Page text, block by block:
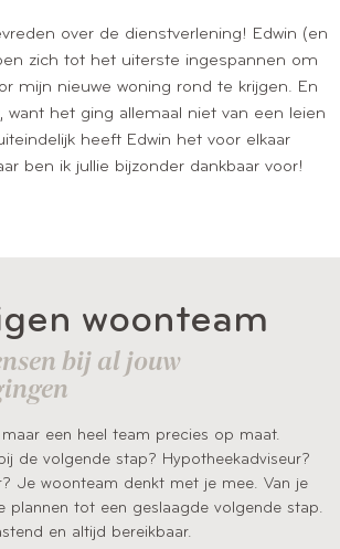
over de dienstverlening! Edwin (en
zich tot het uiterste ingespannen om
mijn nieuwe woning rond te krijgen. En
want het ging allemaal niet van een leien
heeft Edwin het voor elkaar
ben ik jullie bijzonder dankbaar voor!
woonteam
bij al jouw
een heel team precies op maat.
de volgende stap? Hypotheekadviseur?
Je woonteam denkt met je mee. Van je
plannen tot een geslaagde volgende stap.
en altijd bereikbaar.